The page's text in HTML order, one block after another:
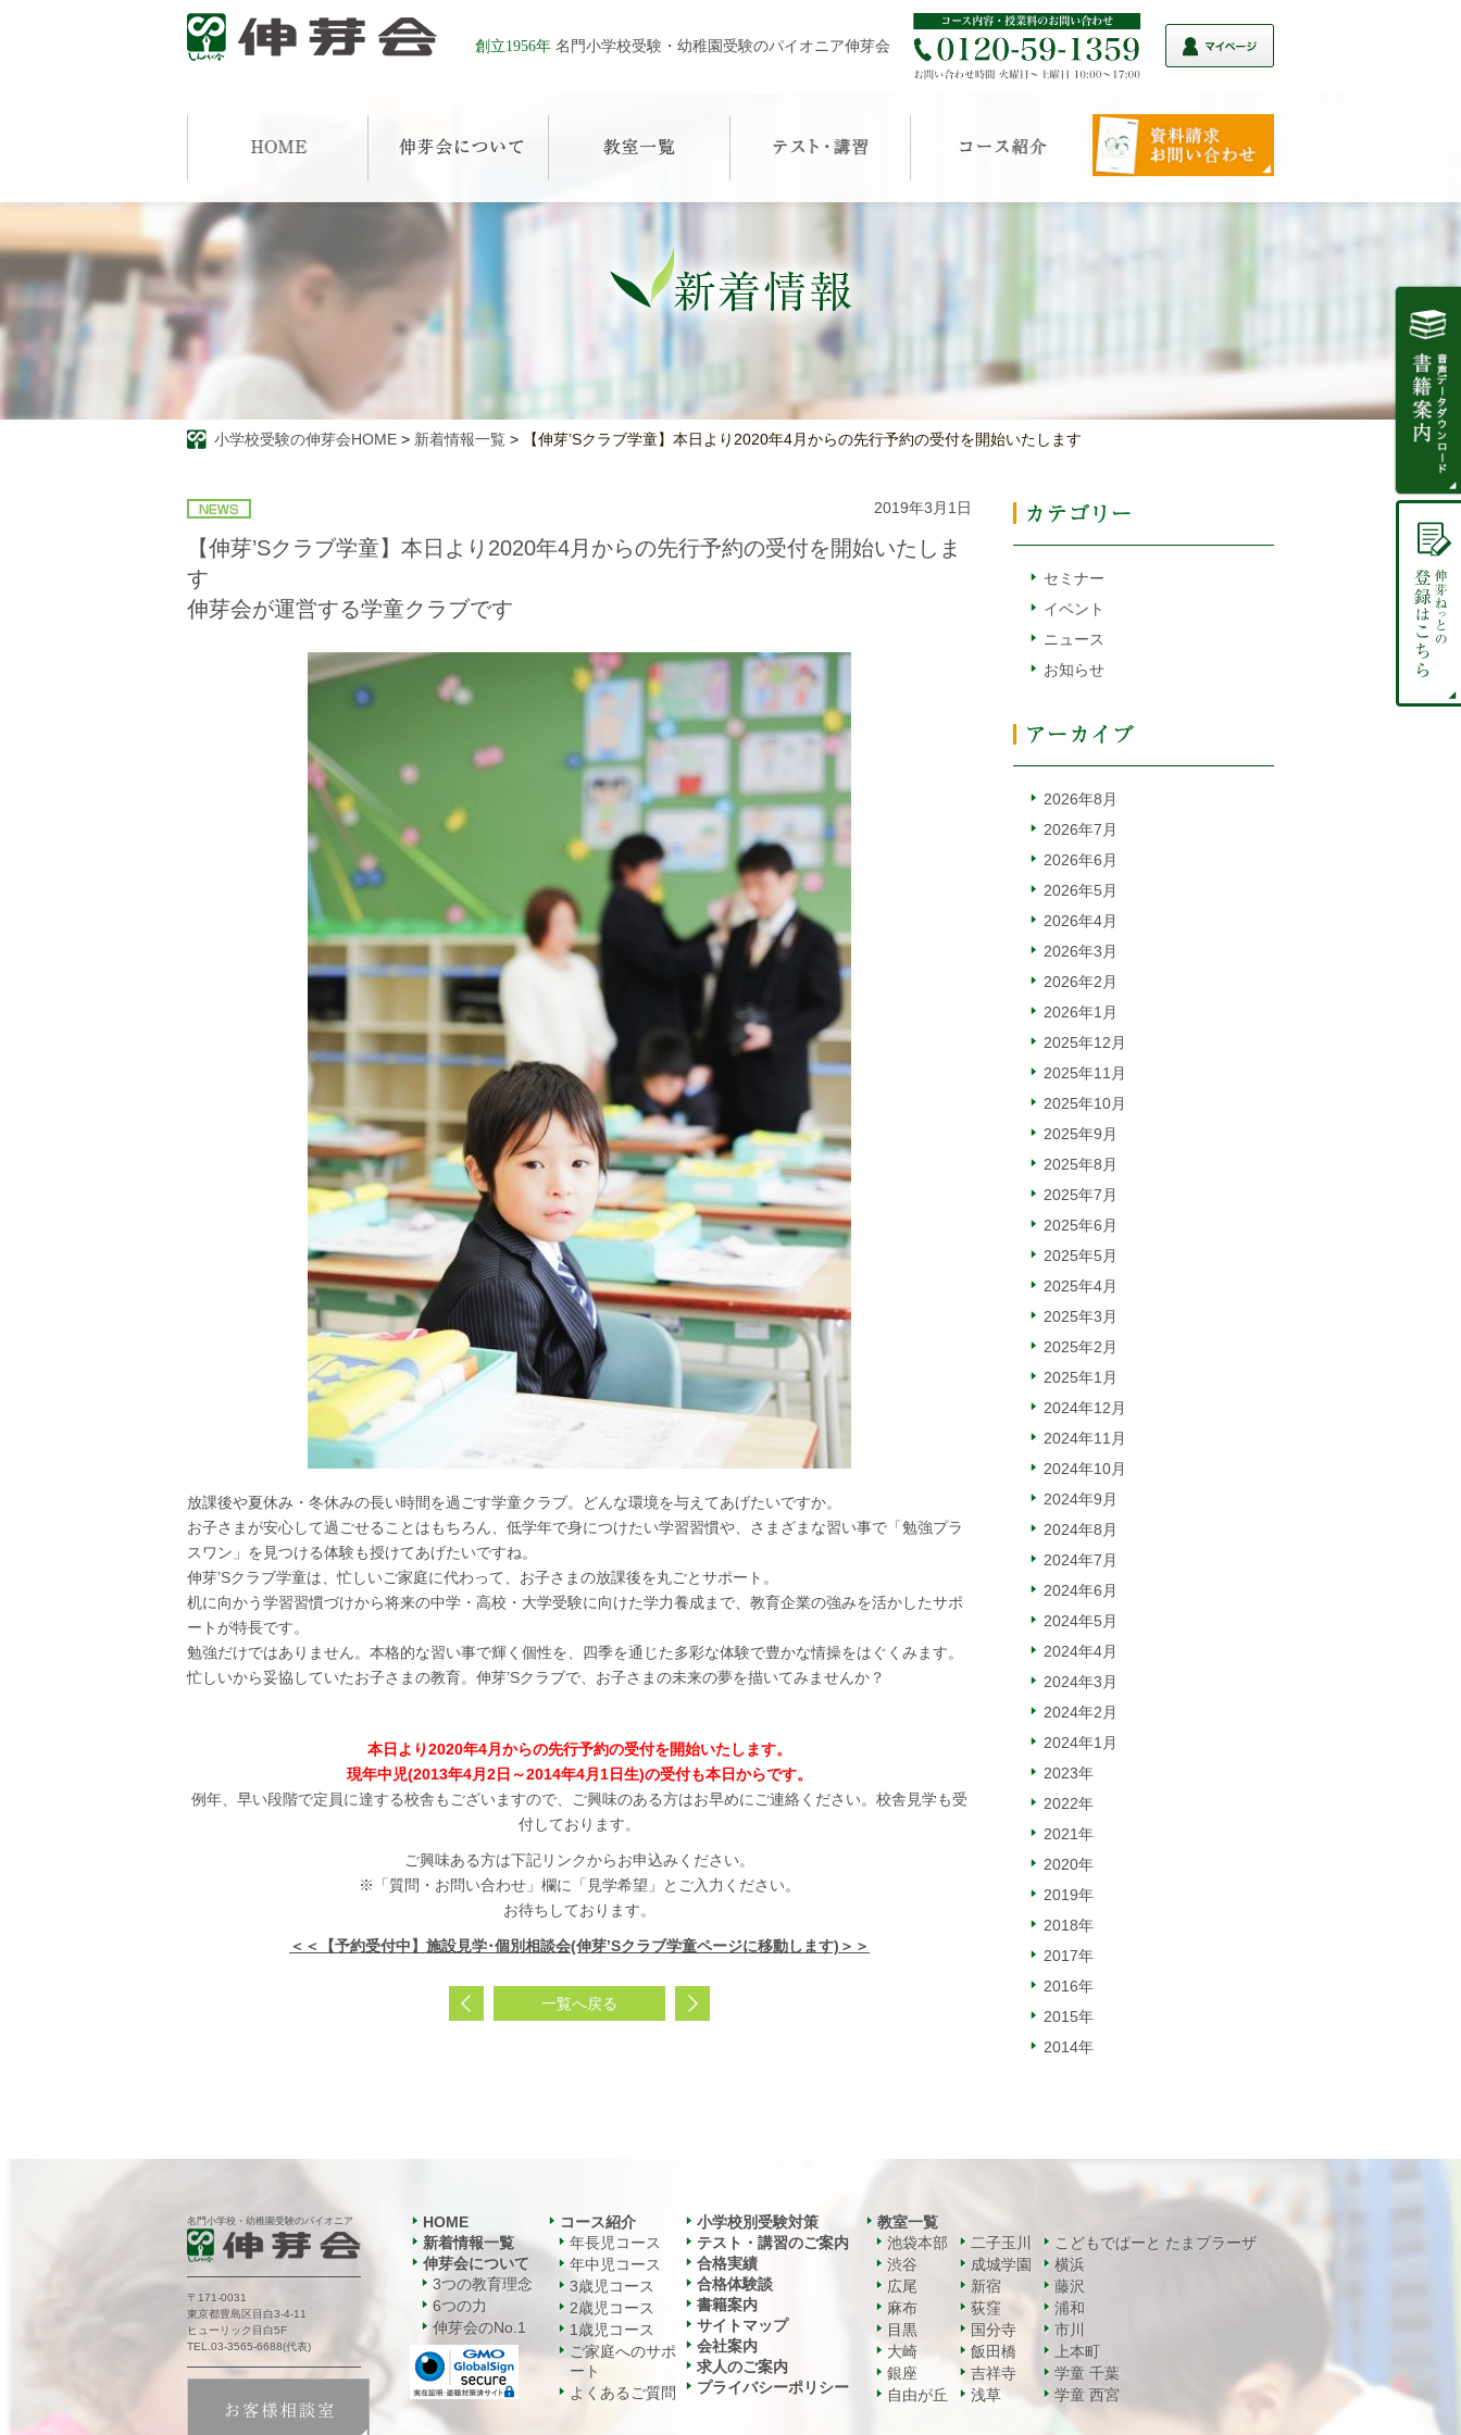
創立1956年 名門小学校受験・幼稚園受験のパイオニア伸芽会
小学校受験の伸芽会HOME > 新着情報一覧 > 【伸芽’Sクラブ学童】本日より2020年4月からの先行予約の受付を開始いたします
2019年3月1日
【伸芽’Sクラブ学童】本日より2020年4月からの先行予約の受付を開始いたしま
す
伸芽会が運営する学童クラブです
放課後や夏休み・冬休みの長い時間を過ごす学童クラブ。どんな環境を与えてあげたいですか。
お子さまが安心して過ごせることはもちろん、低学年で身につけたい学習習慣や、さまざまな習い事で「勉強プラ
スワン」を見つける体験も授けてあげたいですね。
伸芽’Sクラブ学童は、忙しいご家庭に代わって、お子さまの放課後を丸ごとサポート。
机に向かう学習習慣づけから将来の中学・高校・大学受験に向けた学力養成まで、教育企業の強みを活かしたサポ
ートが特長です。
勉強だけではありません。本格的な習い事で輝く個性を、四季を通じた多彩な体験で豊かな情操をはぐくみます。
忙しいから妥協していたお子さまの教育。伸芽’Sクラブで、お子さまの未来の夢を描いてみませんか？
本日より2020年4月からの先行予約の受付を開始いたします。
現年中児(2013年4月2日～2014年4月1日生)の受付も本日からです。
例年、早い段階で定員に達する校舎もございますので、ご興味のある方はお早めにご連絡ください。校舎見学も受
付しております。
ご興味ある方は下記リンクからお申込みください。
※「質問・お問い合わせ」欄に「見学希望」とご入力ください。
お待ちしております。
＜＜【予約受付中】施設見学･個別相談会(伸芽’Sクラブ学童ページに移動します)＞＞
一覧へ戻る
セミナー
イベント
ニュース
お知らせ
2026年8月
2026年7月
2026年6月
2026年5月
2026年4月
2026年3月
2026年2月
2026年1月
2025年12月
2025年11月
2025年10月
2025年9月
2025年8月
2025年7月
2025年6月
2025年5月
2025年4月
2025年3月
2025年2月
2025年1月
2024年12月
2024年11月
2024年10月
2024年9月
2024年8月
2024年7月
2024年6月
2024年5月
2024年4月
2024年3月
2024年2月
2024年1月
2023年
2022年
2021年
2020年
2019年
2018年
2017年
2016年
2015年
2014年
名門小学校・幼稚園受験のパイオニア
〒171-0031
東京都豊島区目白3-4-11
ヒューリック目白5F
TEL.03-3565-6688(代表)
HOME
新着情報一覧
伸芽会について
3つの教育理念
6つの力
伸芽会のNo.1
コース紹介
年長児コース
年中児コース
3歳児コース
2歳児コース
1歳児コース
ご家庭へのサポ
ート
よくあるご質問
小学校別受験対策
テスト・講習のご案内
合格実績
合格体験談
書籍案内
サイトマップ
会社案内
求人のご案内
プライバシーポリシー
教室一覧
池袋本部
渋谷
広尾
麻布
目黒
大崎
銀座
自由が丘
二子玉川
成城学園
新宿
荻窪
国分寺
飯田橋
吉祥寺
浅草
こどもでぱーと たまプラーザ
横浜
藤沢
浦和
市川
上本町
学童 千葉
学童 西宮